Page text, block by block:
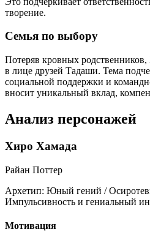
творение.
Семья по выбору
Потеряв кровных
в лице друзей Тадаши. Тема
социальной поддержки и
вносит уникальный вклад,
Анализ персонажей
Хиро Хамада
Райан Поттер
Архетип: Юный гений /
Импульсивность и гениальный
Мотивация